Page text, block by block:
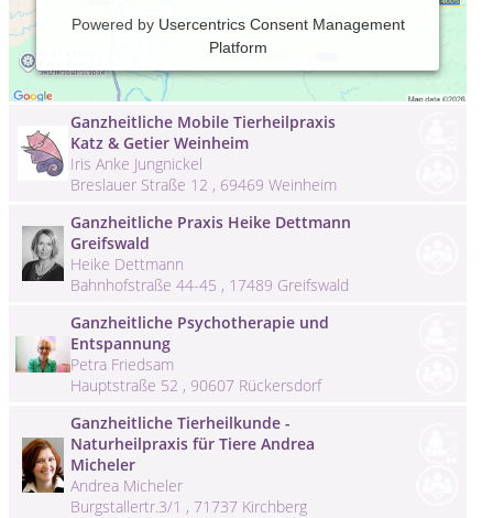
Powered by Usercentrics Consent Management
Platform
Ganzheitliche Lebens&Lernberatung,
Ententeich 25 , 29225 Celle
Ganzheitliche Mobile Tierheilpraxis
Katz & Getier Weinheim
Iris Anke Jungnickel
Breslauer Straße 12 , 69469 Weinheim
Ganzheitliche Praxis Heike Dettmann
Greifswald
Heike Dettmann
Bahnhofstraße 44-45 , 17489 Greifswald
Ganzheitliche Psychotherapie und
Entspannung
Petra Friedsam
Hauptstraße 52 , 90607 Rückersdorf
Ganzheitliche Tierheilkunde -
Naturheilpraxis für Tiere Andrea
Micheler
Andrea Micheler
Burgstallertr.3/1 , 71737 Kirchberg